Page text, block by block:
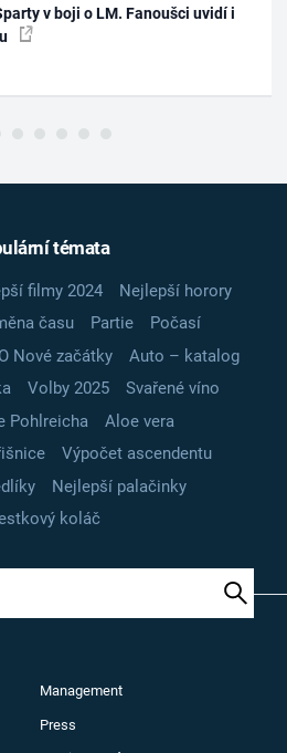
v boji o LM. Fanoušci uvidí i
témata
filmy 2024
Nejlepší horory
času Partie
Počasí
Nové začátky
Auto – katalog
Volby 2025
Svařené víno
Pohlreicha
Aloe vera
Výpočet ascendentu
Nejlepší palačinky
koláč
Management
Press